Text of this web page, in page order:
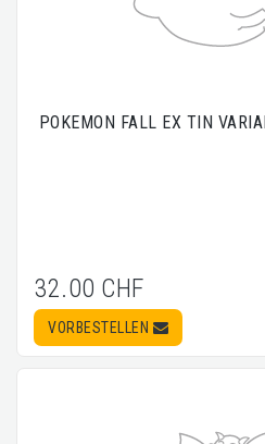
POKEMON FALL EX TIN
32.00 CHF
VORBESTELLEN